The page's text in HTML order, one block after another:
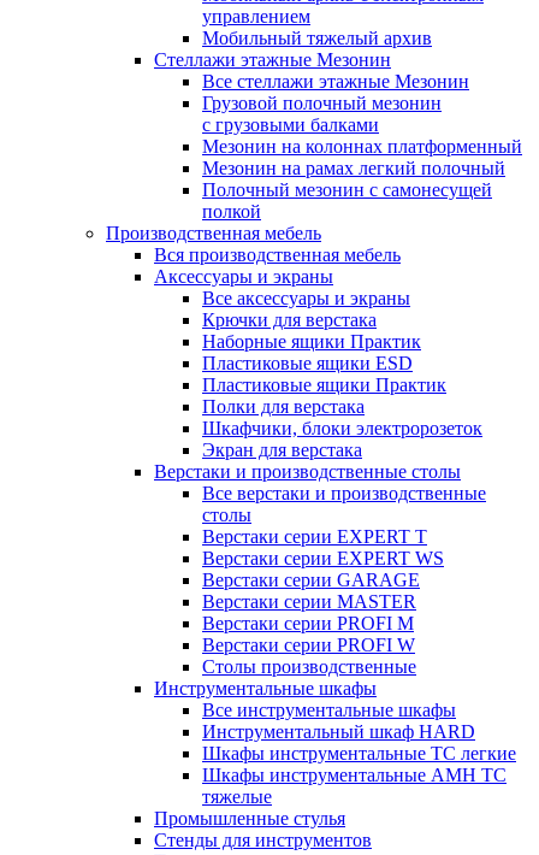
управлением
Мобильный тяжелый архив
Стеллажи этажные Мезонин
Все стеллажи этажные Мезонин
Грузовой полочный мезонин
с грузовыми балками
Мезонин на колоннах платформенный
Мезонин на рамах легкий полочный
Полочный мезонин с самонесущей
полкой
Производственная мебель
Вся производственная мебель
Аксессуары и экраны
Все аксессуары и экраны
Крючки для верстака
Наборные ящики Практик
Пластиковые ящики ESD
Пластиковые ящики Практик
Полки для верстака
Шкафчики, блоки электророзеток
Экран для верстака
Верстаки и производственные столы
Все верстаки и производственные
столы
Верстаки серии EXPERT T
Верстаки серии EXPERT WS
Верстаки серии GARAGE
Верстаки серии MASTER
Верстаки серии PROFI M
Верстаки серии PROFI W
Столы производственные
Инструментальные шкафы
Все инструментальные шкафы
Инструментальный шкаф HARD
Шкафы инструментальные ТС легкие
Шкафы инструментальные AMH TC
тяжелые
Промышленные стулья
Стенды для инструментов